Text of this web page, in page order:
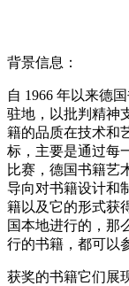
背景信息：
自 1966 年以来德
驻地，以批判精神
籍的品质在技术和
标，主要是通过每
比赛，德国书籍艺
导向对书籍设计和
籍以及它的形式获
国本地进行的，那
行的书籍，都可以
获奖的书籍它们展